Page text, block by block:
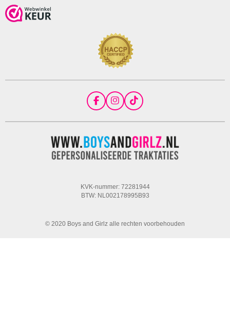
F
a
c
b
o
o
k
I
n
s
a
g
r
a
T
i
k
o
k
KVK-nummer: 72281944
BTW: NL002178995B93
© 2020 Boys and Girlz alle rechten voorbehouden